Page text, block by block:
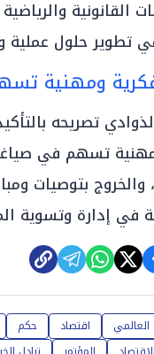
القانونية
حلول عملية
ومهنية
تصريحه
تسهم في
والخروج بتوصيات
في إدارة وتسوية
العالمي اقتصاد حكم